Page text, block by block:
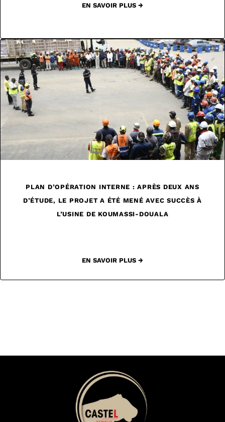
EN SAVOIR PLUS →
PLAN D’OPÉRATION INTERNE : APRÈS DEUX ANS
D’ÉTUDE, LE PROJET A ÉTÉ MENÉ AVEC SUCCÈS À
L’USINE DE KOUMASSI-DOUALA
EN SAVOIR PLUS →